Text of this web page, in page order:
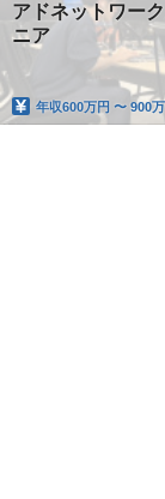
アドネットワー
ニア
年収600万円 〜 900万